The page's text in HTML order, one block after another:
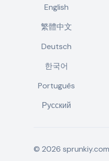
English
繁體中文
Deutsch
한국어
Português
Русский
© 2026 sprunkiy.com